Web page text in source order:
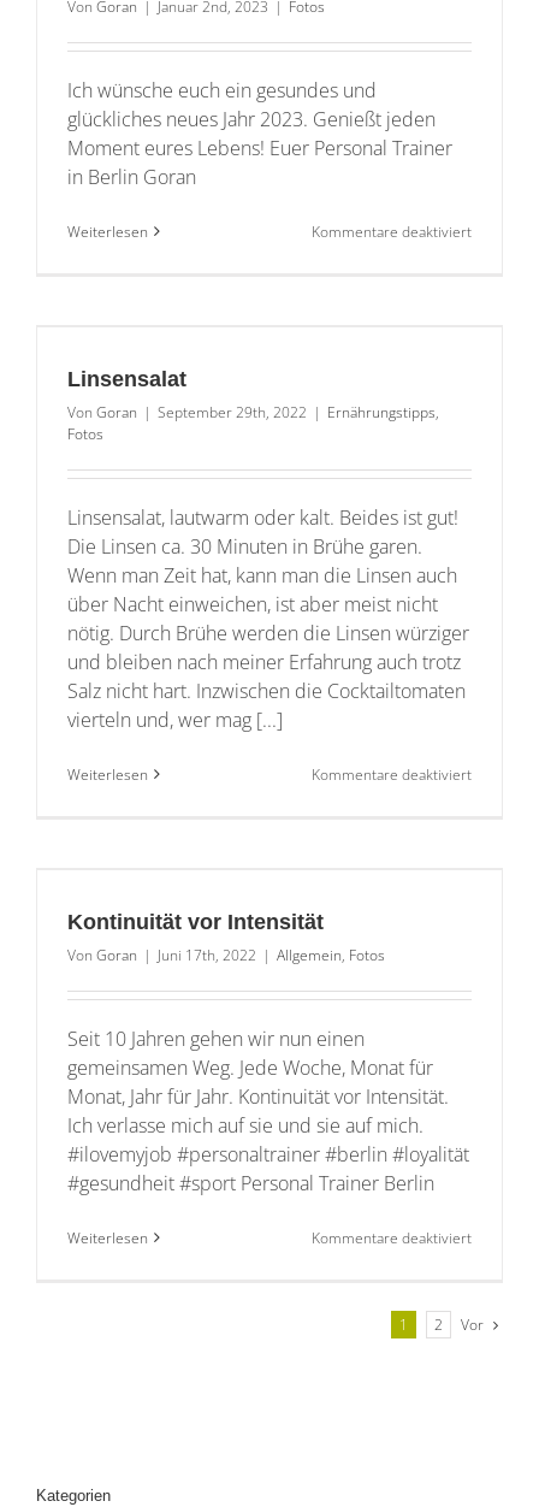
Von Goran | Januar 2nd, 2023 | Fotos
Ich wünsche euch ein gesundes und
glückliches neues Jahr 2023. Genießt jeden
Moment eures Lebens! Euer Personal Trainer
in Berlin Goran
Weiterlesen Kommentare deaktiviertfür
Linsensalat
Von Goran | September 29th, 2022 | Ernährungstipps,
Fotos
Linsensalat, lautwarm oder kalt. Beides ist gut!
Die Linsen ca. 30 Minuten in Brühe garen.
Wenn man Zeit hat, kann man die Linsen auch
über Nacht einweichen, ist aber meist nicht
nötig. Durch Brühe werden die Linsen würziger
und bleiben nach meiner Erfahrung auch trotz
Salz nicht hart. Inzwischen die Cocktailtomaten
vierteln und, wer mag [...]
Weiterlesen Kommentare deaktiviertfür
Kontinuität vor Intensität
Von Goran | Juni 17th, 2022 | Allgemein, Fotos
Seit 10 Jahren gehen wir nun einen
gemeinsamen Weg. Jede Woche, Monat für
Monat, Jahr für Jahr. Kontinuität vor Intensität.
Ich verlasse mich auf sie und sie auf mich.
#ilovemyjob #personaltrainer #berlin #loyalität
#gesundheit #sport Personal Trainer Berlin
Weiterlesen Kommentare deaktiviertfür
1
2 Vor
Kategorien